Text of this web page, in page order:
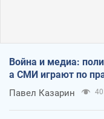
Война и медиа:
а СМИ играют по
Павел Казарин